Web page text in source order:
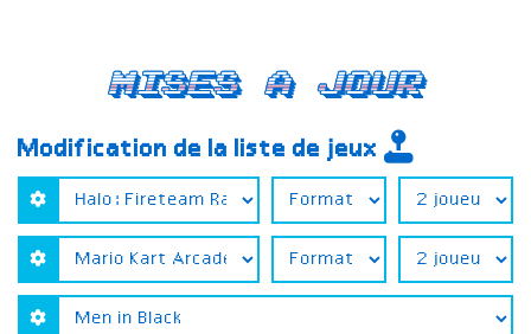
Mises a jour
Modification de la liste de jeux